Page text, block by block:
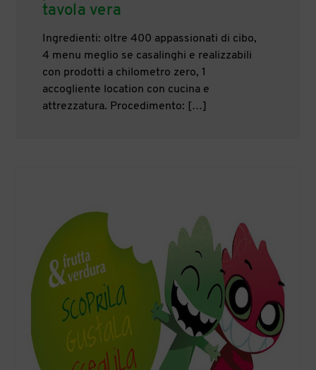
tavola vera
Ingredienti: oltre 400 appassionati di cibo,
4 menu meglio se casalinghi e realizzabili
con prodotti a chilometro zero, 1
accogliente location con cucina e
attrezzatura. Procedimento: […]